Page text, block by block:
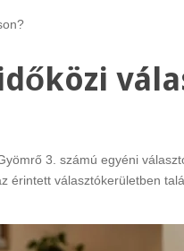
3. számú egyéni
érintett választókerületben